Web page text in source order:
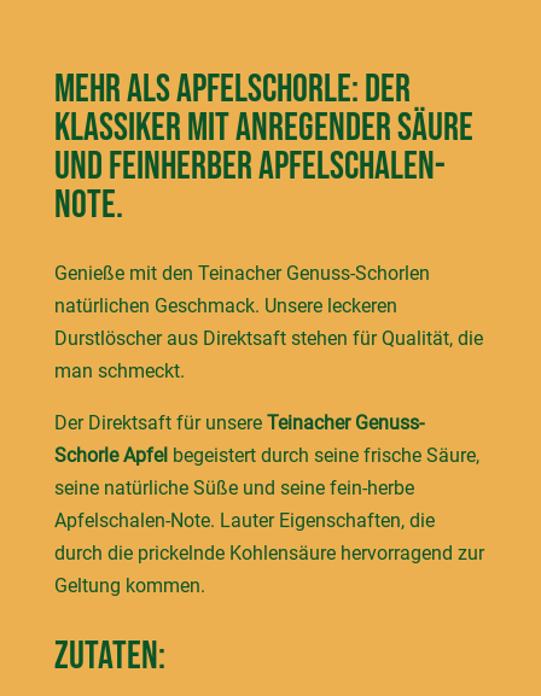
Mehr als Apfelschorle: Der
Klassiker mit anregender Säure
und fein­herber Apfelschalen-
Note.
Genieße mit den Teinacher Genuss-Schorlen
natürlichen Geschmack. Unsere leckeren
Durstlöscher aus Direktsaft stehen für Qualität, die
man schmeckt.
Der Direktsaft für unsere Teinacher Genuss-
Schorle Apfelbegeistert durch seine frische Säure,
seine natürliche Süße und seine fein-herbe
Apfelschalen-Note. Lauter Eigenschaften, die
durch die prickelnde Kohlensäure hervorragend zur
Geltung kommen.
Zutaten: